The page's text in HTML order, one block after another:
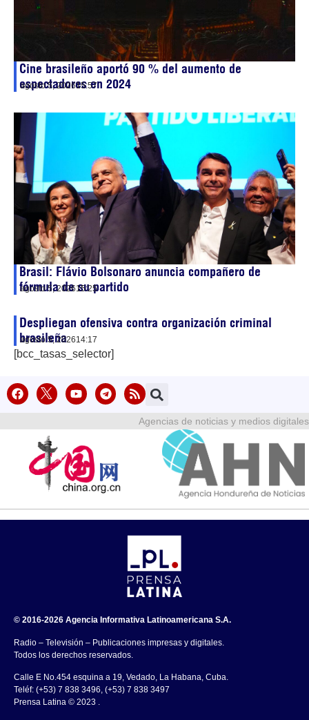
Cine brasileño aportó 90 % del aumento de
espectadores en 2024
agosto 5, 202615:57
Brasil: Flávio Bolsonaro anuncia compañero de
fórmula de su partido
agosto 5, 202615:25
Despliegan ofensiva contra organización criminal
brasileña
agosto 5, 202614:17
[bcc_tasas_selector]
Agencias de noticias y medios digitales
© 2016-2026 Agencia Informativa Latinoamericana S.A.
Radio – Televisión – Publicaciones impresas y digitales.
Todos los derechos reservados.
Calle E No.454 esquina a 19, Vedado, La Habana, Cuba.
Teléf: (+53) 7 838 3496, (+53) 7 838 3497
Prensa Latina © 2023 .